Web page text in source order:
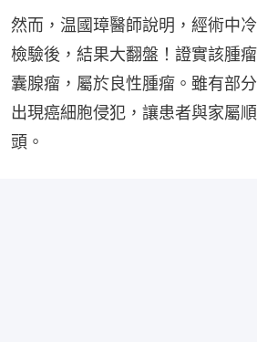
然而，温國璋醫師說明，經術中
檢驗後，結果大翻盤！證實該腫
囊腺瘤，屬於良性腫瘤。雖有部
出現癌細胞侵犯，讓患者與家屬
頭。